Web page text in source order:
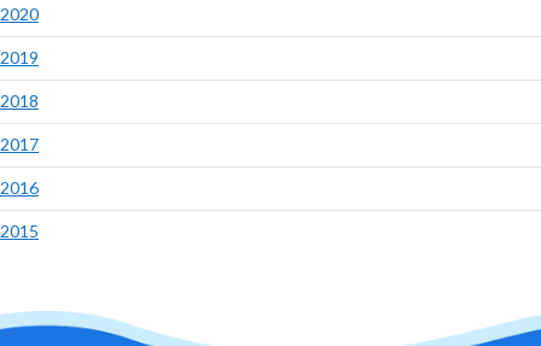
2020
2019
2018
2017
2016
2015